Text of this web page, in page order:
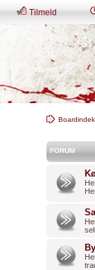
Tilmeld
FORUM